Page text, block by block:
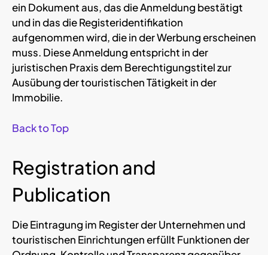
ein Dokument aus, das die Anmeldung bestätigt
und in das die Registeridentifikation
aufgenommen wird, die in der Werbung erscheinen
muss. Diese Anmeldung entspricht in der
juristischen Praxis dem Berechtigungstitel zur
Ausübung der touristischen Tätigkeit in der
Immobilie.
Back to Top
Registration and
Publication
Die Eintragung im Register der Unternehmen und
touristischen Einrichtungen erfüllt Funktionen der